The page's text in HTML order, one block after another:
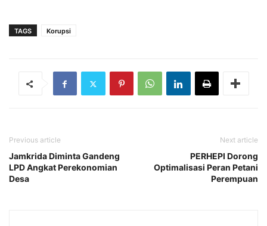
TAGS Korupsi
Previous article
Jamkrida Diminta Gandeng
LPD Angkat Perekonomian
Desa
Next article
PERHEPI Dorong
Optimalisasi Peran Petani
Perempuan